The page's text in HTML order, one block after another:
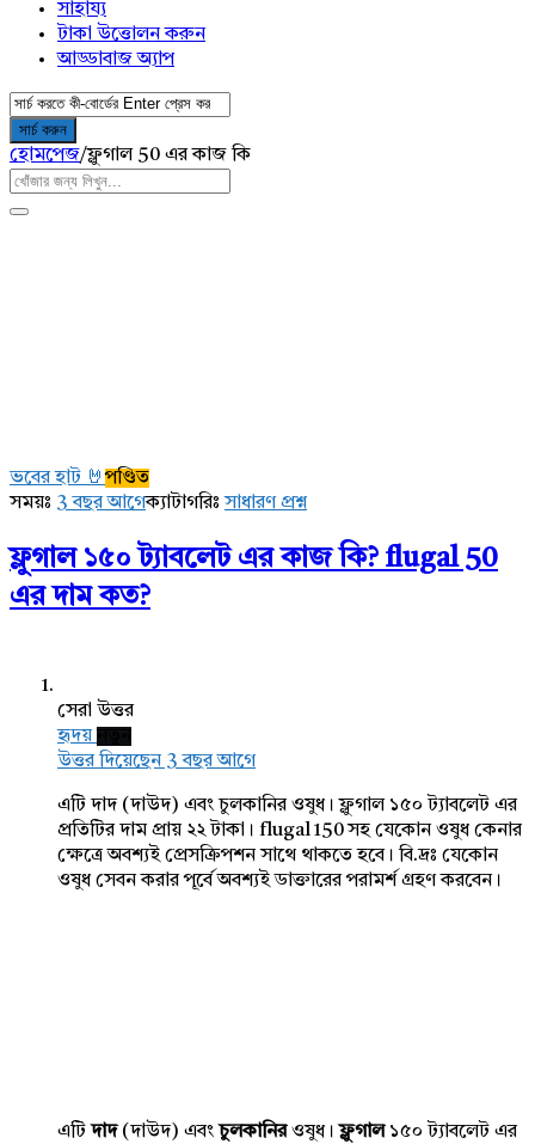
সাহায্য
টাকা উত্তোলন করুন
আড্ডাবাজ অ্যাপ
হোমপেজ/ফ্লুগাল 50 এর কাজ কি
Latest
প্রশ্ন
ভবের হাট 🤘পণ্ডিত
সময়ঃ 3 বছর আগেক্যাটাগরিঃসাধারণ প্রশ্ন
ফ্লুগাল ১৫০ ট্যাবলেট এর কাজ কি? flugal 50
এর দাম কত?
সেরা উত্তর
হৃদয়
উত্তর দিয়েছেন 3 বছর আগে
এটি দাদ (দাউদ) এবং চুলকানির ওষুধ। ফ্লুগাল ১৫০ ট্যাবলেট এর
প্রতিটির দাম প্রায় ২২ টাকা। flugal 150 সহ যেকোন ওষুধ কেনার
ক্ষেত্রে অবশ্যই প্রেসক্রিপশন সাথে থাকতে হবে। বি.দ্রঃ যেকোন
ওষুধ সেবন করার পূর্বে অবশ্যই ডাক্তারের পরামর্শ গ্রহণ করবেন।
এটি দাদ(দাউদ) এবং চুলকানিরওষুধ।ফ্লুগাল১৫০ ট্যাবলেট এর